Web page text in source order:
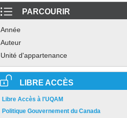
PARCOURIR
Année
Auteur
Unité d'appartenance
LIBRE ACCÈS
Libre Accès à l'UQAM
Politique Gouvernement du Canada